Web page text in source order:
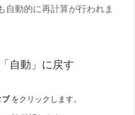
自動的に再計算が行われま
自動」に戻す
ブをクリックします。